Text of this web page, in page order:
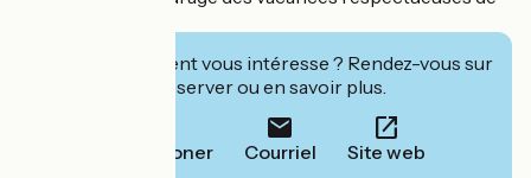
Cet établissement vous intéresse ? Rendez-vous sur
leur site pour réserver ou en savoir plus.
Téléphoner Courriel Site web